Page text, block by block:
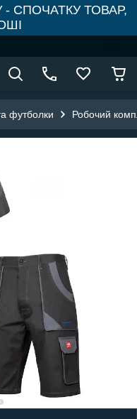
СПОЧАТКУ ТОВАР,
футболки Робочий